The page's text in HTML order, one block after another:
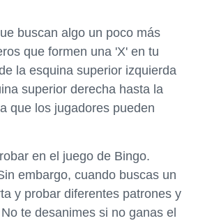
buscan algo un poco más
que formen una 'X' en tu
la esquina superior izquierda
superior derecha hasta la
que los jugadores pueden
en el juego de Bingo.
embargo, cuando buscas un
y probar diferentes patrones y
te desanimes si no ganas el